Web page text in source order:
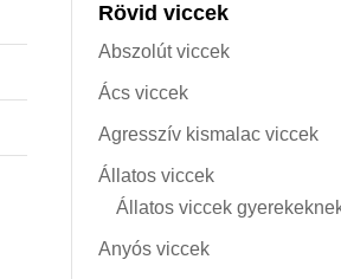
Rövid viccek
Abszolút viccek
Ács viccek
Agresszív kismalac viccek
Állatos viccek
Állatos viccek
Anyós viccek